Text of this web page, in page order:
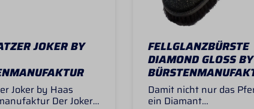
JOKER BY
Joker by Haas
Der Joker
FELLGLANZBÜRSTE
DIAMOND GLOSS
Damit nicht nur das
ein Diamant